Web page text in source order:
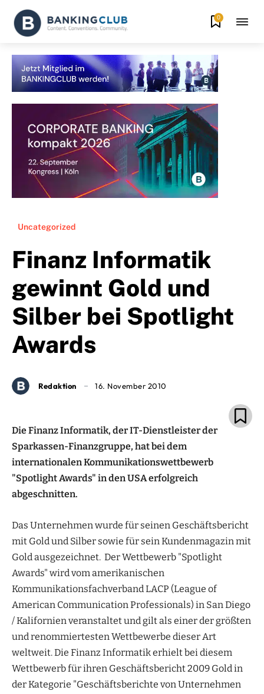
0
Uncategorized
Finanz Informatik
gewinnt Gold und
Silber bei Spotlight
Awards
Redaktion 16. November 2010
Die Finanz Informatik, der IT-Dienstleister der
Sparkassen-Finanzgruppe, hat bei dem
internationalen Kommunikationswettbewerb
"Spotlight Awards" in den USA erfolgreich
abgeschnitten.
Das Unternehmen wurde für seinen Geschäftsbericht
mit Gold und Silber sowie für sein Kundenmagazin mit
Gold ausgezeichnet. Der Wettbewerb "Spotlight
Awards" wird vom amerikanischen
Kommunikationsfachverband LACP (League of
American Communication Professionals) in San Diego
/ Kalifornien veranstaltet und gilt als einer der größten
und renommiertesten Wettbewerbe dieser Art
weltweit. Die Finanz Informatik erhielt bei diesem
Wettbewerb für ihren Geschäftsbericht 2009 Gold in
der Kategorie "Geschäftsberichte von Unternehmen